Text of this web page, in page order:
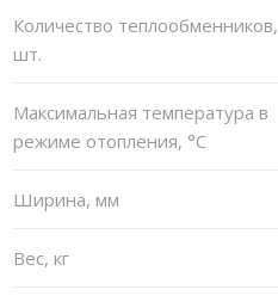
Количество теплообменников,
шт.
Максимальная температура в
режиме отопления, °C
Ширина, мм
Вес, кг